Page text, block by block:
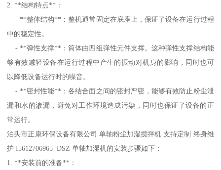
2. **结构特点**：
- **整体结构**：整机通常固定在底座上，保证了设备在运行过程
中的稳定性。
- **弹性支撑**：筒体由四组弹性元件支撑。这种弹性支撑结构能
够有效减轻设备在运行过程中产生的振动对机身的影响，同时也可
以降低设备运行时的噪音。
- **密封性能**：各结合面之间的密封严密，能够有效防止粉尘泄
漏和水的渗漏，避免对工作环境造成污染，同时也保证了设备的正
常运行。
泊头市正康环保设备有限公司 单轴粉尘加湿搅拌机 支持定制 终身维
护 I5612706965 DSZ 单轴加湿机的安装步骤如下：
1. **安装前的准备**：